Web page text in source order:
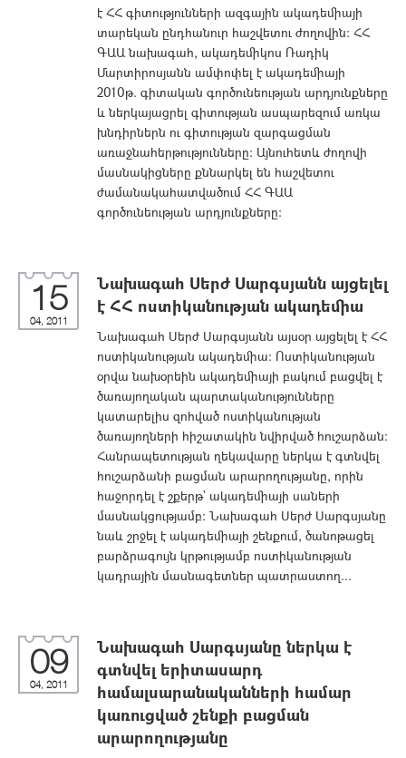
է ՀՀ գիտությունների ազգային ակադեմիայի
տարեկան ընդհանուր հաշվետու ժողովին: ՀՀ
ԳԱԱ նախագահ, ակադեմիկոս Ռադիկ
Մարտիրոսյանն ամփոփել է ակադեմիայի
2010թ. գիտական գործունեության արդյունքները
և ներկայացրել գիտության ասպարեզում առկա
խնդիրներն ու գիտության զարգացման
առաջնահերթությունները: Այնուհետև ժողովի
մասնակիցները քննարկել են հաշվետու
ժամանակահատվածում ՀՀ ԳԱԱ
գործունեության արդյունքները:
15
04, 2011
Նախագահ Սերժ Սարգսյանն այցելել
է ՀՀ ոստիկանության ակադեմիա
Նախագահ Սերժ Սարգսյանն այսօր այցելել է ՀՀ
ոստիկանության ակադեմիա: Ոստիկանության
օրվա նախօրեին ակադեմիայի բակում բացվել է
ծառայողական պարտականությունները
կատարելիս զոհված ոստիկանության
ծառայողների հիշատակին նվիրված հուշարձան:
Հանրապետության ղեկավարը ներկա է գտնվել
հուշարձանի բացման արարողությանը, որին
հաջորդել է շքերթ` ակադեմիայի սաների
մասնակցությամբ: Նախագահ Սերժ Սարգսյանը
նաև շրջել է ակադեմիայի շենքում, ծանոթացել
բարձրագույն կրթությամբ ոստիկանության
կադրային մասնագետներ պատրաստող...
09
04, 2011
Նախագահ Սարգսյանը ներկա է
գտնվել երիտասարդ
համալսարանականների համար
կառուցված շենքի բացման
արարողությանը